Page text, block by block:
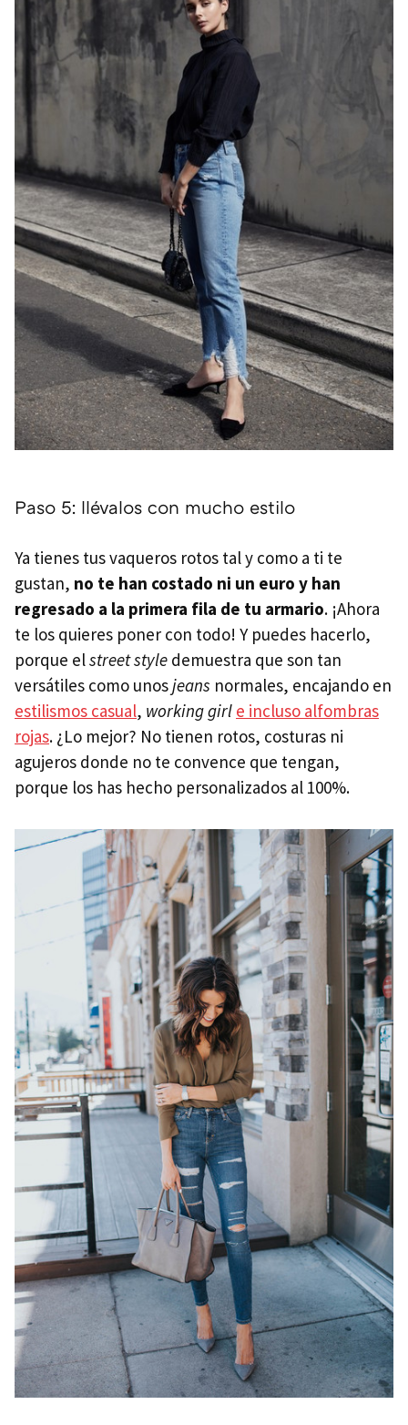
Paso 5: llévalos con mucho estilo
Ya tienes tus vaqueros rotos tal y como a ti te
gustan, no te han costado ni un euro y han
regresado a la primera fila de tu armario. ¡Ahora
te los quieres poner con todo! Y puedes hacerlo,
porque elstreet style demuestra que son tan
versátiles como unosjeans normales, encajando en
estilismos casual, working girl e incluso alfombras
rojas. ¿Lo mejor? No tienen rotos, costuras ni
agujeros donde no te convence que tengan,
porque los has hecho personalizados al 100%.